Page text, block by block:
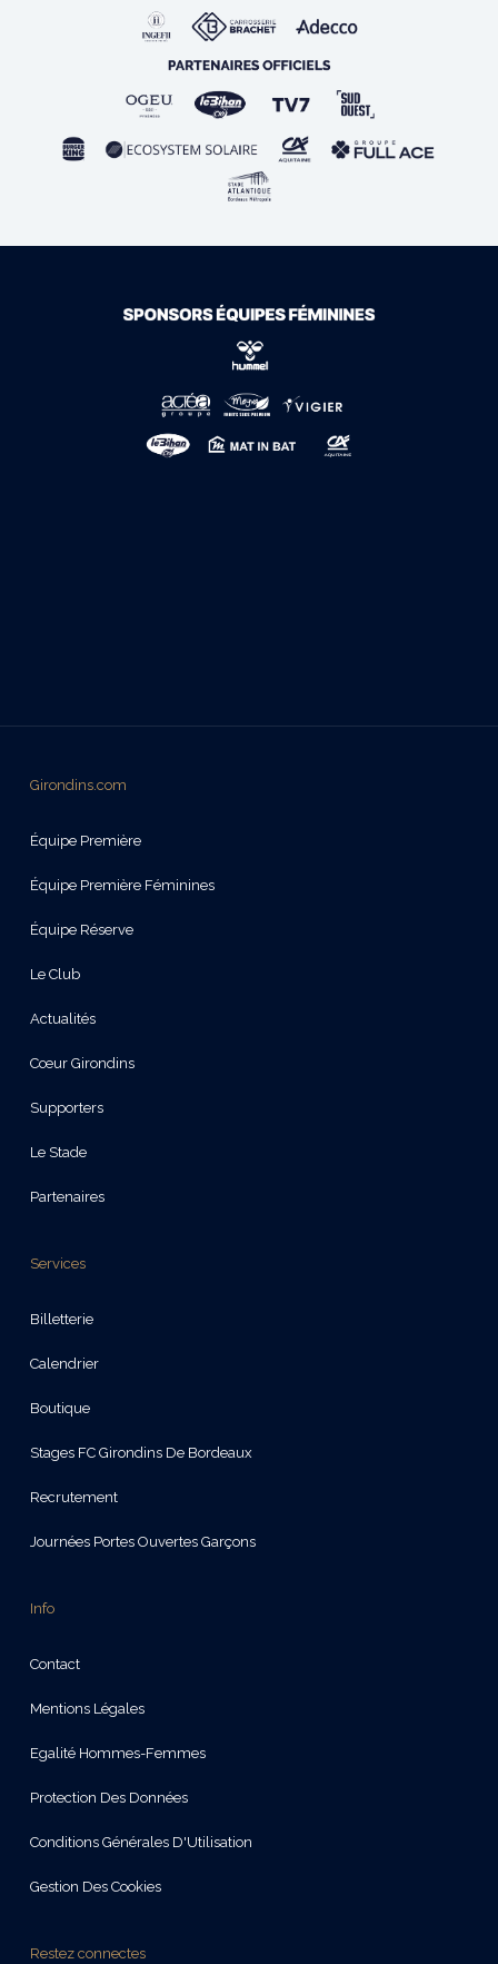
Girondins.com
Équipe Première
Équipe Première Féminines
Équipe Réserve
Le Club
Actualités
Cœur Girondins
Supporters
Le Stade
Partenaires
Services
Billetterie
Calendrier
Boutique
Stages FC Girondins De Bordeaux
Recrutement
Journées Portes Ouvertes Garçons
Info
Contact
Mentions Légales
Egalité Hommes-Femmes
Protection Des Données
Conditions Générales D'Utilisation
Gestion Des Cookies
Restez connectes